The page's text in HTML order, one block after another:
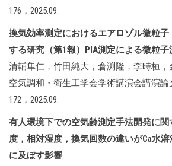
176，2025.09.
換気効率測定におけるエアロゾル微粒子
する研究（第1報）PIA測定による微粒子
清輔隼仁，竹田純大，倉渕隆，李時桓，
空気調和・衛生工学会学術講演会講演論
172，2025.09.
有人環境下での空気齢測定手法開発に
度，相対湿度，換気回数の違いがCa水
に及ぼす影響